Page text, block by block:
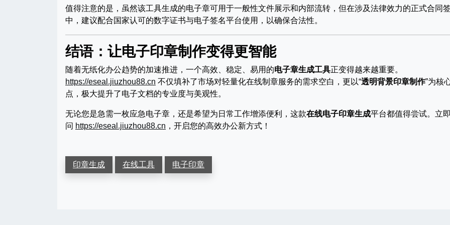
值得注意的是，虽然该工具生成的电子章可用于一般性文件展示和内部流转，但在涉及法律效力的正式合同
中，建议配合国家认可的数字证书与电子签名平台使用，以确保合法性。
结语：让电子印章制作变得更智能
随着无纸化办公趋势的加速推进，一个高效、稳定、易用的电子章生成工具正变得越来越重要。
https://eseal.jiuzhou88.cn 不仅填补了市场对轻量化在线制章服务的需求空白，更以“透明背景印章制作”为核
点，极大提升了电子文档的专业度与美观性。
无论您是急需一枚应急电子章，还是希望为日常工作增添便利，这款在线电子印章生成平台都值得尝试。立
问 https://eseal.jiuzhou88.cn ，开启您的高效办公新方式！
印章生成 在线工具 电子印章